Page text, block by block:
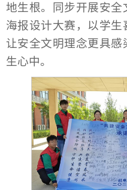
地生根。同步开展安
海报设计大赛，以学生
让安全文明理念更具
生心中。